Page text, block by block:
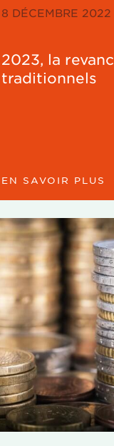
8 DÉCEMBRE 2022
2023, la
traditionnels
EN SAVOIR PLUS